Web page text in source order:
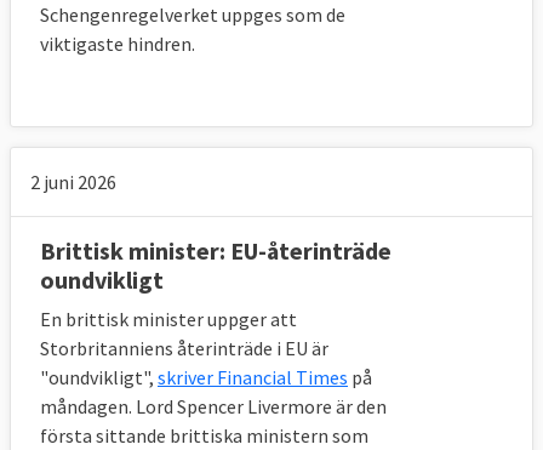
begäran enats om att en övergångsperiod
ska pågå från det formella utträdet. Detta för
företag och myndigheter ska få tillräcklig tid
att ställa om.
Enligt avtalet ska övergångsperioden löpa ut
31 december 2020. Under den tiden kommer
alla nuvarande EU-regler gälla för
Storbritannien som även måste betala in till
EU-budgeten och lyda nya EU-lagar. Dock
försvinner alla brittiska företrädare och
politiker från EU-institutionerna och
lagstiftningsprocessen.
Schengenregelverket uppges som de
viktigaste hindren.
2 juni 2026
Brittisk minister: EU-återinträde
oundvikligt
En brittisk minister uppger att
Storbritanniens återinträde i EU är
"oundvikligt", skriver Financial Times på
måndagen. Lord Spencer Livermore är den
första sittande brittiska ministern som